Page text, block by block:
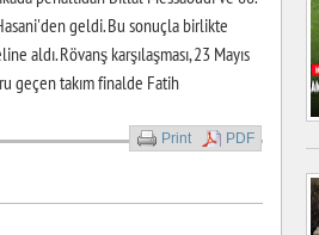
geldi. Bu sonuçla birlikte
aldı. Rövanş karşılaşması, 23 Mayıs
geçen takım finalde Fatih
Print PDF